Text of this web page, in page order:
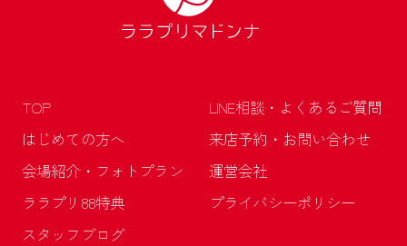
TOP
はじめての方へ
会場紹介・フォトプラン
ララプリ88特典
スタッフブログ
LINE相談・よくあるご質問
来店予約・お問い合わせ
運営会社
プライバシーポリシー